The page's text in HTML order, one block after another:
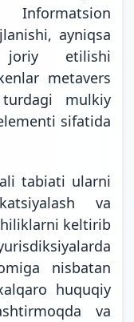
ayniqsa
joriy etilishi
metavers
mulkiy
sifatida
tabiati ularni
va
keltirib
nisbatan
huquqiy
va